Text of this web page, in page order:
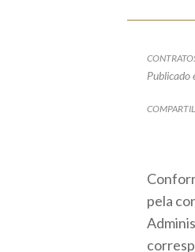
Publicado
pela